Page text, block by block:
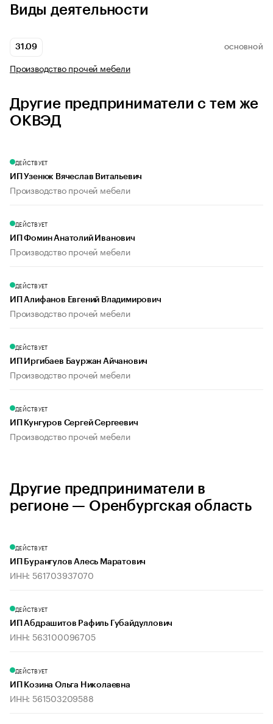
Виды деятельности
31.09 ОСНОВНОЙ
Производство прочей мебели
Другие предприниматели с тем же
ОКВЭД
ДЕЙСТВУЕТ
ИП Узенюк Вячеслав Витальевич
Производство прочей мебели
ДЕЙСТВУЕТ
ИП Фомин Анатолий Иванович
Производство прочей мебели
ДЕЙСТВУЕТ
ИП Алифанов Евгений Владимирович
Производство прочей мебели
ДЕЙСТВУЕТ
ИП Иргибаев Бауржан Айчанович
Производство прочей мебели
ДЕЙСТВУЕТ
ИП Кунгуров Сергей Сергеевич
Производство прочей мебели
Другие предприниматели в
регионе — Оренбургская область
ДЕЙСТВУЕТ
ИП Бурангулов Алесь Маратович
ИНН: 561703937070
ДЕЙСТВУЕТ
ИП Абдрашитов Рафиль Губайдуллович
ИНН: 563100096705
ДЕЙСТВУЕТ
ИП Козина Ольга Николаевна
ИНН: 561503209588